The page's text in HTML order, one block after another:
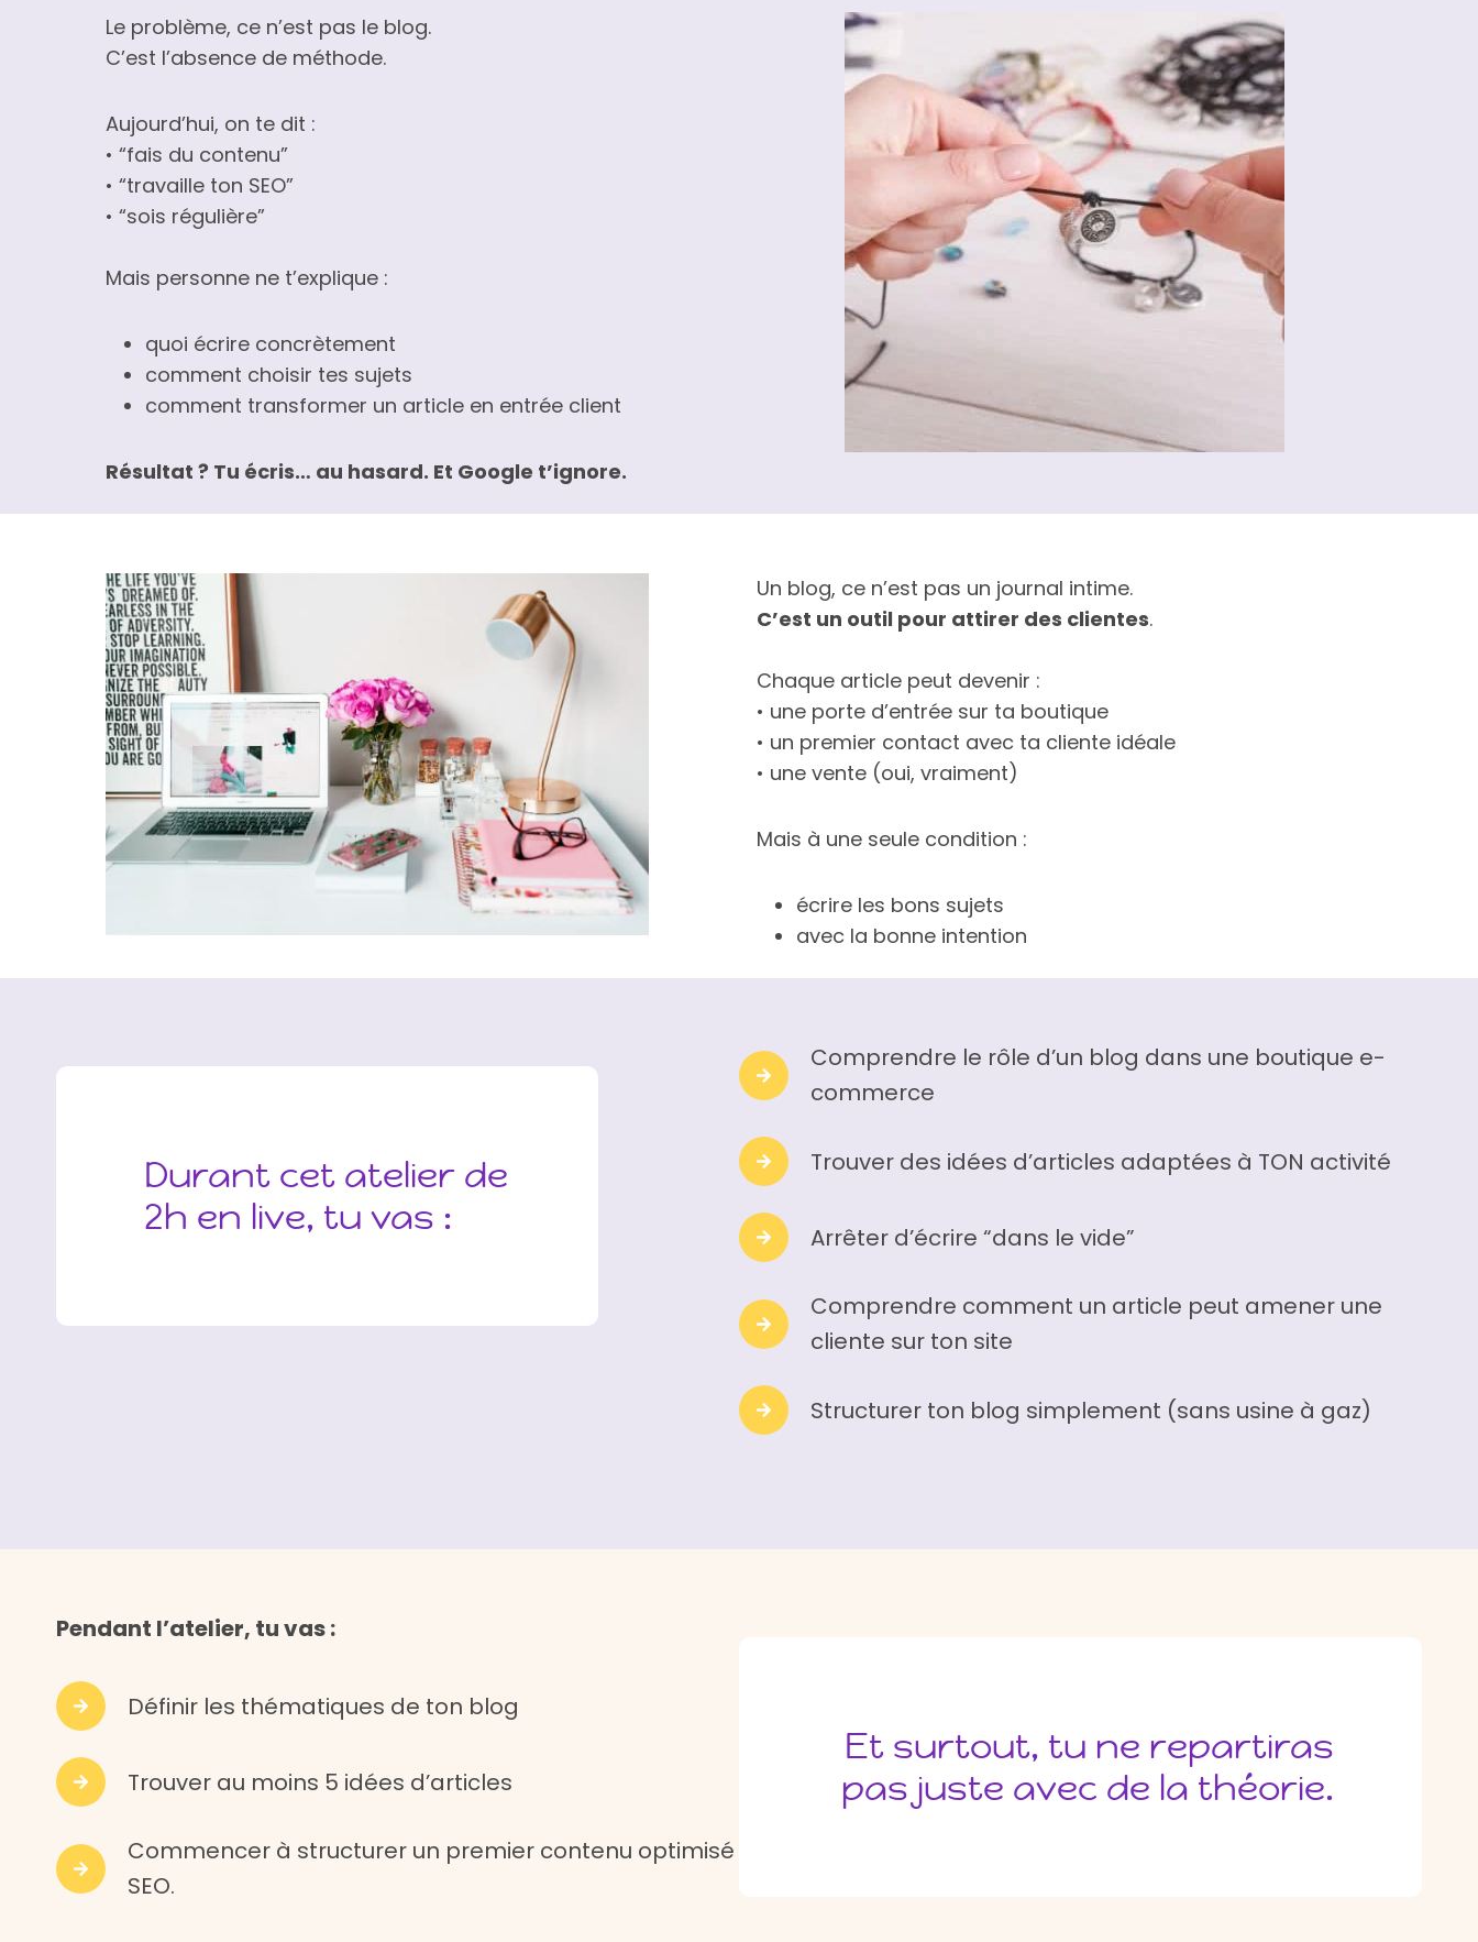
Le problème, ce n’est pas le blog.
C’est l’absence de méthode.
Aujourd’hui, on te dit :
• “fais du contenu”
• “travaille ton SEO”
• “sois régulière”
Mais personne ne t’explique :
quoi écrire concrètement
comment choisir tes sujets
comment transformer un article en entrée client
Résultat ? Tu écris… au hasard. Et Google t’ignore.
Un blog, ce n’est pas un journal intime.
C’est un outil pour attirer des clientes.
Chaque article peut devenir :
• une porte d’entrée sur ta boutique
• un premier contact avec ta cliente idéale
• une vente (oui, vraiment)
Mais à une seule condition :
écrire les bons sujets
avec la bonne intention
Durant cet atelier de
2h en live, tu vas :
Comprendre le rôle d’un blog dans une boutique e-
commerce
Trouver des idées d’articles adaptées à TON activité
Arrêter d’écrire “dans le vide”
Comprendre comment un article peut amener une
cliente sur ton site
Structurer ton blog simplement (sans usine à gaz)
Pendant l’atelier, tu vas :
Définir les thématiques de ton blog
Trouver au moins 5 idées d’articles
Commencer à structurer un premier contenu optimisé
SEO.
Et surtout, tu ne repartiras
pas juste avec de la théorie.